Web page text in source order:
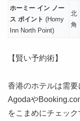
ホーミー イン ノー
ス ポイント (Homy
Inn North Point)
北
角
【賢い予約術】
香港のホテルは需要
Agodaや
をこまめにチェッ